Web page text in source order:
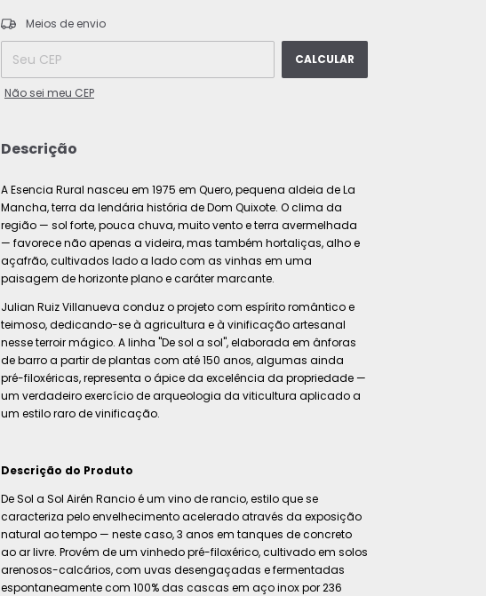
Entregas para o CEP:
Meios de envio
CALCULAR
Não sei meu CEP
Descrição
A Esencia Rural nasceu em 1975 em Quero, pequena aldeia de La
Mancha, terra da lendária história de Dom Quixote. O clima da
região — sol forte, pouca chuva, muito vento e terra avermelhada
— favorece não apenas a videira, mas também hortaliças, alho e
açafrão, cultivados lado a lado com as vinhas em uma
paisagem de horizonte plano e caráter marcante.
Julian Ruiz Villanueva conduz o projeto com espírito romântico e
teimoso, dedicando-se à agricultura e à vinificação artesanal
nesse terroir mágico. A linha "De sol a sol", elaborada em ânforas
de barro a partir de plantas com até 150 anos, algumas ainda
pré-filoxéricas, representa o ápice da excelência da propriedade —
um verdadeiro exercício de arqueologia da viticultura aplicado a
um estilo raro de vinificação.
Descrição do Produto
De Sol a Sol Airén Rancio é um vino de rancio, estilo que se
caracteriza pelo envelhecimento acelerado através da exposição
natural ao tempo — neste caso, 3 anos em tanques de concreto
ao ar livre. Provém de um vinhedo pré-filoxérico, cultivado em solos
arenosos-calcários, com uvas desengaçadas e fermentadas
espontaneamente com 100% das cascas em aço inox por 236